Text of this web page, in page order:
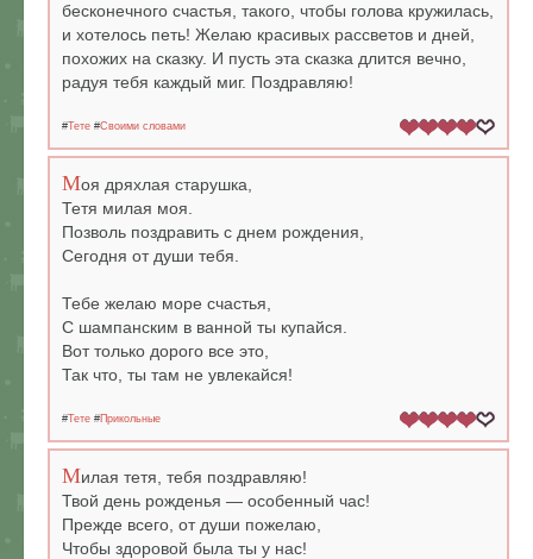
бесконечного счастья, такого, чтобы голова кружилась,
и хотелось петь! Желаю красивых рассветов и дней,
похожих на сказку. И пусть эта сказка длится вечно,
радуя тебя каждый миг. Поздравляю!
#Тете #Своими словами
Моя дряхлая старушка,
Тетя милая моя.
Позволь поздравить с днем рождения,
Сегодня от души тебя.
Тебе желаю море счастья,
С шампанским в ванной ты купайся.
Вот только дорого все это,
Так что, ты там не увлекайся!
#Тете #Прикольные
Милая тетя, тебя поздравляю!
Твой день рожденья — особенный час!
Прежде всего, от души пожелаю,
Чтобы здоровой была ты у нас!